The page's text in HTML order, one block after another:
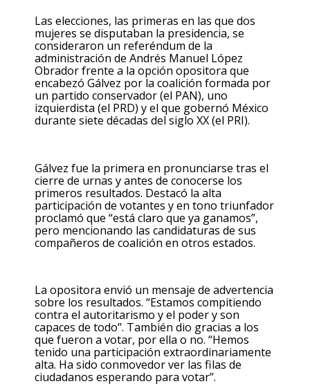
Las elecciones, las primeras en las que dos
mujeres se disputaban la presidencia, se
consideraron un referéndum de la
administración de Andrés Manuel López
Obradorfrente a la opción opositora que
encabezó Gálvez por la coalición formada por
un partido conservador (el PAN), uno
izquierdista (el PRD) y el que gobernó México
durante siete décadas del siglo XX (el PRI).
Gálvez fue la primera en pronunciarse tras el
cierre de urnas y antes de conocerse los
primeros resultados. Destacó la alta
participación de votantes y en tono triunfador
proclamó que “está claro que ya ganamos”,
pero mencionando las candidaturas de sus
compañeros de coalición en otros estados.
La opositora envió un mensaje de advertencia
sobre los resultados. “Estamos compitiendo
contra el autoritarismo y el poder y son
capaces de todo”. También dio gracias a los
que fueron a votar, por ella o no. “Hemos
tenido una participación extraordinariamente
alta. Ha sido conmovedor ver las filas de
ciudadanos esperando para votar”.